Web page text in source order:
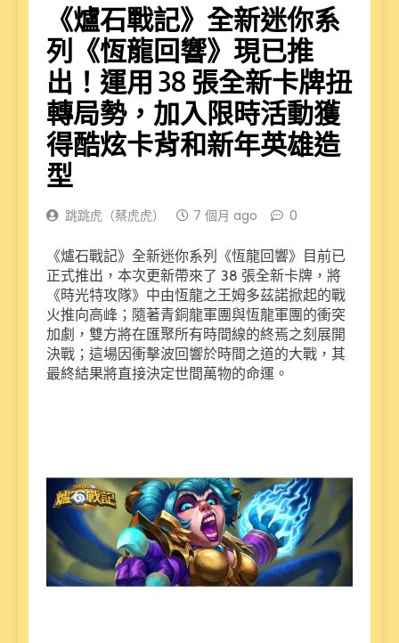
《爐石戰記》全新迷你系
列《恆龍回響》現已推
出！運用 38 張全新卡牌扭
轉局勢，加入限時活動獲
得酷炫卡背和新年英雄造
型
跳跳虎（蔡虎虎） 7 個月 ago 0
《爐石戰記》全新迷你系列《恆龍回響》目前已
正式推出，本次更新帶來了 38 張全新卡牌，將
《時光特攻隊》中由恆龍之王姆多茲諾掀起的戰
火推向高峰；隨著青銅龍軍團與恆龍軍團的衝突
加劇，雙方將在匯聚所有時間線的終焉之刻展開
決戰；這場因衝擊波回響於時間之道的大戰，其
最終結果將直接決定世間萬物的命運。